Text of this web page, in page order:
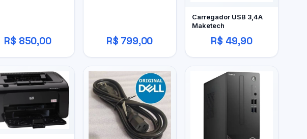
R$ 850,00 R$ 799,00
Carregador USB 3,4A
Maketech
R$ 49,90